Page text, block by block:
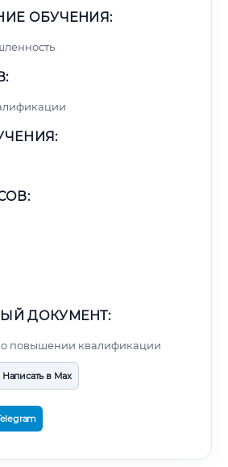
ОБУЧЕНИЯ:
ДОКУМЕНТ:
о повышении квалификации
Написать в Max